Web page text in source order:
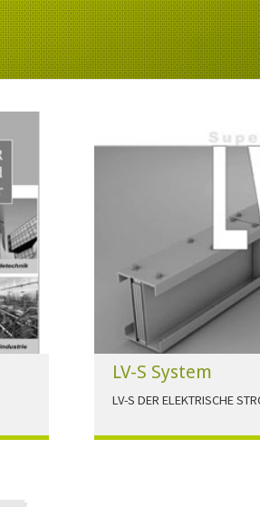
LV-S System
LV-S DER ELEKTRISCHE